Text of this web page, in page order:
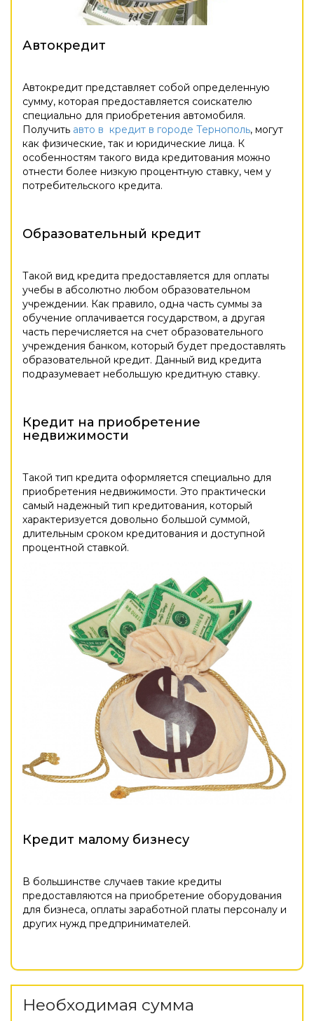
Автокредит
Автокредит представляет собой определенную
сумму, которая предоставляется соискателю
специально для приобретения автомобиля.
Получить авто в кредит в городе Тернополь, могут
как физические, так и юридические лица. К
особенностям такого вида кредитования можно
отнести более низкую процентную ставку, чем у
потребительского кредита.
Образовательный кредит
Такой вид кредита предоставляется для оплаты
учебы в абсолютно любом образовательном
учреждении. Как правило, одна часть суммы за
обучение оплачивается государством, а другая
часть перечисляется на счет образовательного
учреждения банком, который будет предоставлять
образовательной кредит. Данный вид кредита
подразумевает небольшую кредитную ставку.
Кредит на приобретение
недвижимости
Такой тип кредита оформляется специально для
приобретения недвижимости. Это практически
самый надежный тип кредитования, который
характеризуется довольно большой суммой,
длительным сроком кредитования и доступной
процентной ставкой.
Кредит малому бизнесу
В большинстве случаев такие кредиты
предоставляются на приобретение оборудования
для бизнеса, оплаты заработной платы персоналу и
других нужд предпринимателей.
Необходимая сумма